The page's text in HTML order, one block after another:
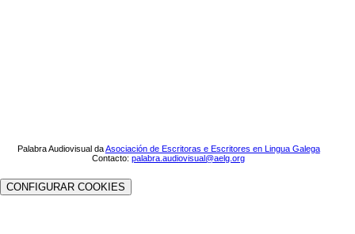
Palabra Audiovisual daAsociación de Escritoras e Escritores en Lingua Galega
Contacto:palabra.audiovisual@aelg.org
CONFIGURAR COOKIES